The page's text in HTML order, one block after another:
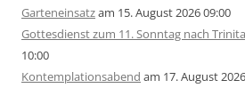
Garteneinsatzam 15. August 2026 09:00
Gottesdienst zum 11. Sonntag nach
10:00
Kontemplationsabend am 17. August